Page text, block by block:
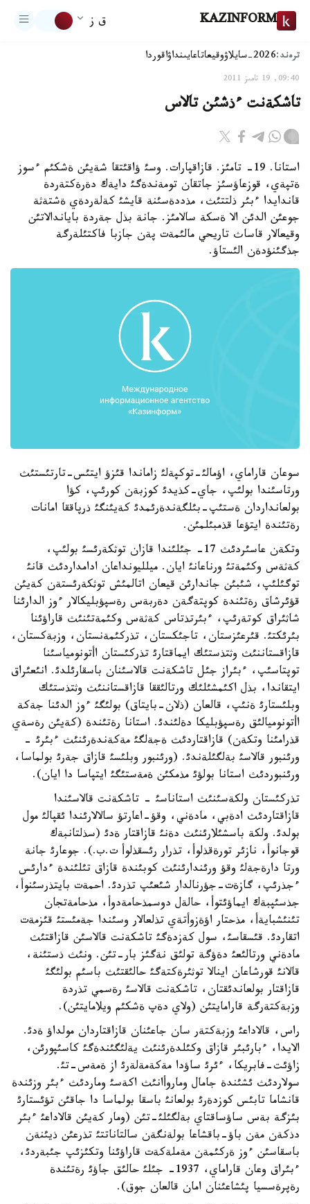
KAZINFORM ق ز
ترەند:2026-سايلاۋ وقيعاتاعايىنداۋاقوردا
09:40, 19 تامىز 2011
تاشكةنت ءذشئن تالاس
استانا. 19- تامئز. قازاقپارات. وسئ ؤاقئتقا شةيئن ةشكئم ءسوز
ةتپةي، قوزعاؤسئز جاتقان تومةندةگئ دايةك دةرةكتةردة
قاندايدا ءبئر ذلتتئث، مذددةسئنة قايشئ كةلةردةي ةشتةثة
جوعئن الدئن الا ةسكة سالامئز. جانة بذل جةردة باياندالاتئن
وقيعالار قاساث تاريحي مالئمةت پةن جازبا فاكتئلةرگة
جذگئنؤدةن الئستاؤ.
سوعان قاراماي، اؤمالئ-توكپةلئ زاماندا قئزؤ ايتئس-تارتئستئث
ورتاسئندا بولئپ، جاي-كذيدئ كوزبةن كورئپ، كؤا
بولعانداردان ةستئپ-بئلگةندةرئمدئ كةيئنگئ ذرپاققا امانات
رةتئندة ايتؤعا قذمبئلمئن.
وتكةن عاسئردئث 17- جئلئندا قازان توثكةرئسئ بولئپ،
كةثةس وكئمةتئ ورناعانئ ايان. ميلليونداعان ادامداردئث قانئ
توگئلئپ، شئبئن جاندارئن قيعان اتالمئش توثكةرئستةن كةيئن
قؤئرشاق رةتئندة كوپتةگةن دةربةس رةسپؤبليكالار ءوز الدارئنا
شاثئراق كوتةرئپ، ءبئرتذتاس كةثةس وكئمةتئنئث قاراؤئنا
بئرئكتئ. قئرعئزستان، تاجئكستان، تذركئمةنستان، وزبةكستان،
قازاقستاننئث وثتذستئك ايماقتارئ تذركئستان اأتونومياسئنا
توپتاسئپ، ءبئراز جئل تاشكةنت قالاسئنان باسقارئلدئ. انئعئراق
ايتقاندا، بذل اكئمشئلئك ورتالئققا قازاقستاننئث وثتذستئك
وبلئستارئ ةنئپ، قالعان (ذلان-بايتاق) بولئگئ ءوز الدئنا جةكة
اأتونوميالئق رةسپؤبليكا دةلئندئ. استانا رةتئندة (كةيئن رةسةي
قذرامئنا وتكةن) قازاقتاردئث ةجةلگئ مةكةندةرئنئث ءبئرئ -
ورئنبور قالاسئ بةلگئلةندئ. (ورئنبور وبلئسئ قازاق جةرئ بولماسا،
ورئنبوردئث استانا بولؤئ مذمكئن ةمةستئگئ ايتپاسا دا ايان).
تذركئستان ولكةسئنئث استاناسئ - تاشكةنت قالاسئندا
قازاقتاردئث ادةبي، مادةني، وقؤ-اعارتؤ سالالارئندا ئقپالئ مول
بولدئ. ولكة باسشئلارئنئث دةنئ قازاقتار ةدئ (سذلتانبةك
قوجانوأ، نازئر تورةقذلوأ، تذرار رئسقذلوأ ت.ب.). جوعارئ جانة
ورتا دارةجةلئ وقؤ ورئندارئنئث كوبئندة قازاق تئلئندة ءدارئس
ءجذرئپ، گازةت-جؤرنالدار شئعئپ تذردئ. احمةت بايتذرسئنوأ،
جذسئپبةك ايماؤئتوأ، حالةل دوسمذحامةدوأ، مذحامةتجان
تئنئشبايةأ، مذحتار اؤةزوأتةي تذلعالار وسئندا جةمئستئ قئزمةت
اتقاردئ. قئسقاسئ، سول كةزدةگئ تاشكةنت قالاسئن قازاقتئث
مادةني ورتالئعئ دةؤگة تولئق نةگئز بار-تئن. ونئث ذستئنة،
قالانئ قورشاعان اينالا توثئرةكتةگئ حالئقتئث باسئم بولئگئ
قازاقتار بولعاندئقتان، تاشكةنت قالاسئ رةسمي تذردة
وزبةكتةرگة قارامايتئن (ولاي دةپ ةشكئم ويلامايتئن).
راس، قالاداعئ وزبةكتةر سان جاعئنان قازاقتاردان مولداؤ ةدئ.
الايدا، ءبارئبئر قازاق وكئلدةرئنئث يةلئگئندةگئ كاسئپورئن،
زاؤئت-فابريكا، ءئرئ ساؤدا مةكةمةلةرئ از ةمةس-تئ.
سولاردئث ئشئندة جامال وماروأانئث اكةسئ وماردئث ءبئر وزئندة
قانشاما تابئس كوزدةرئ بولعانئ باسقا بولماسا دا جاقئن تؤئستارئ
بئزگة بةس ساؤساقتاي بةلگئلئ-تئن (ومار كةيئن قالاداعئ ءبئر
دذكةن مةن باؤ-باقشاعا بولةنگةن سالتاناتتئ تذرعئن ذيئنةن
باسقاسئن ءوز ةركئمةن مةملةكةت قاراؤئنا وتكئزئپ جئبةردئ،
ءبئراق وعان قاراماي، 1937- جئلئ حالئق جاؤئ رةتئندة
رةپرةسسيا پئشاعئنان امان قالعان جوق).